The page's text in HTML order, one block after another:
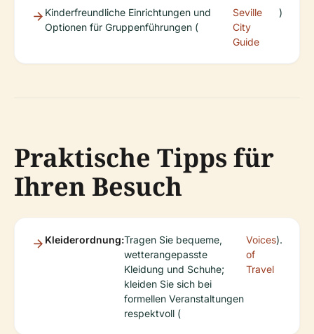
Kinderfreundliche Einrichtungen und
Optionen für Gruppenführungen (
Seville
City
Guide
)
Praktische Tipps für
Ihren Besuch
Kleiderordnung:Tragen Sie bequeme,
wetterangepasste
Kleidung und Schuhe;
kleiden Sie sich bei
formellen Veranstaltungen
respektvoll (
Voices
of
Travel
).